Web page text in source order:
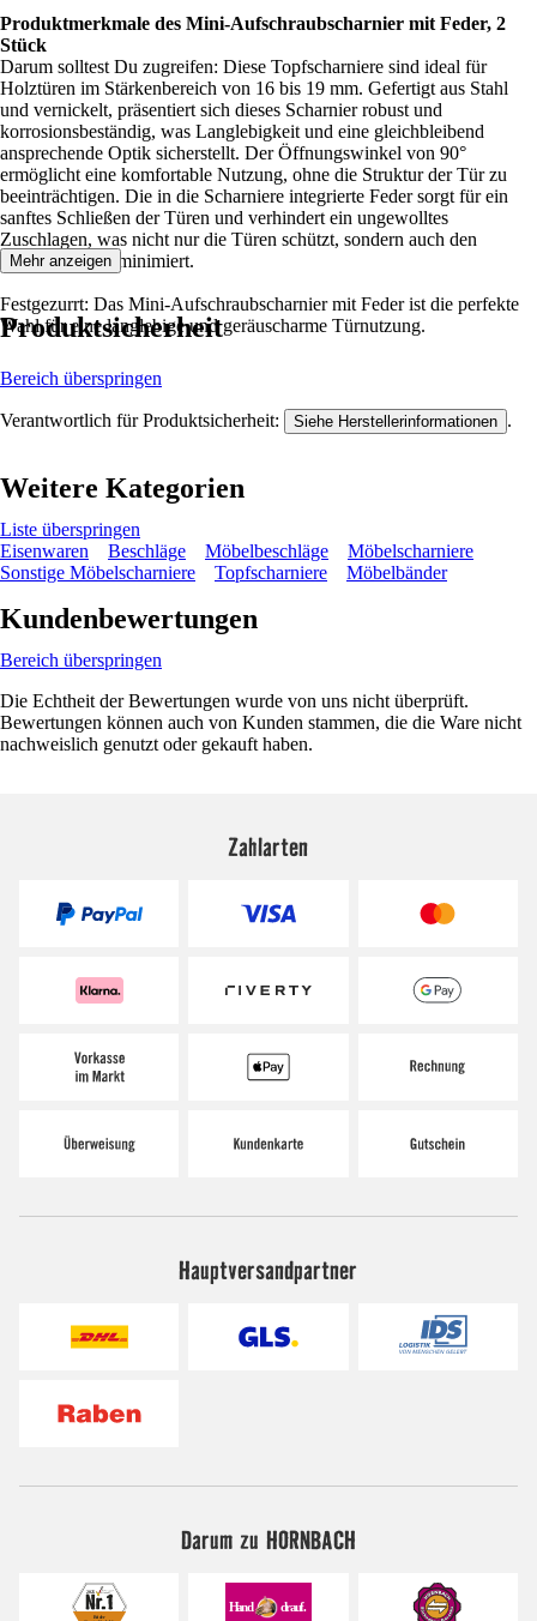
Produktmerkmale des Mini-Aufschraubscharnier mit Feder, 2
Stück
Darum solltest Du zugreifen: Diese Topfscharniere sind ideal für
Holztüren im Stärkenbereich von 16 bis 19 mm. Gefertigt aus Stahl
und vernickelt, präsentiert sich dieses Scharnier robust und
korrosionsbeständig, was Langlebigkeit und eine gleichbleibend
ansprechende Optik sicherstellt. Der Öffnungswinkel von 90°
ermöglicht eine komfortable Nutzung, ohne die Struktur der Tür zu
beeinträchtigen. Die in die Scharniere integrierte Feder sorgt für ein
sanftes Schließen der Türen und verhindert ein ungewolltes
Zuschlagen, was nicht nur die Türen schützt, sondern auch den
Geräuschpegel minimiert.
Festgezurrt: Das Mini-Aufschraubscharnier mit Feder ist die perfekte
Wahl für eine langlebige und geräuscharme Türnutzung.
Mehr anzeigen
Produktsicherheit
Bereich überspringen
Verantwortlich für Produktsicherheit: Siehe Herstellerinformationen .
Weitere Kategorien
Liste überspringen
Eisenwaren
Beschläge Möbelbeschläge
Möbelscharniere
Sonstige Möbelscharniere
Topfscharniere Möbelbänder
Kundenbewertungen
Bereich überspringen
Die Echtheit der Bewertungen wurde von uns nicht überprüft.
Bewertungen können auch von Kunden stammen, die die Ware nicht
nachweislich genutzt oder gekauft haben.
Zahlarten
Hauptversandpartner
Darum zu HORNBACH